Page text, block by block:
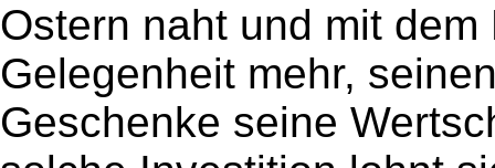
Ostern naht und mit
Gelegenheit mehr,
Geschenke seine